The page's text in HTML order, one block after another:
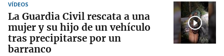
VÍDEOS
La Guardia Civil rescata a una
mujer y su hijo de un vehículo
tras precipitarse por un
barranco